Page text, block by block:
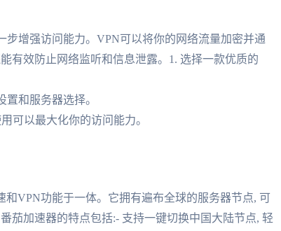
增强访问能力。VPN可以将你的网络流量加密并通
有效防止网络监听和信息泄露。1. 选择一款优质的
和服务器选择。
可以最大化你的访问能力。
VPN功能于一体。它拥有遍布全球的服务器节点, 可
茄加速器的特点包括:- 支持一键切换中国大陆节点, 轻